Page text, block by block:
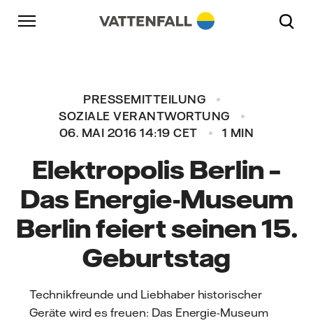
Überspringen
Zurück zur Hauptnavigation
Gehe zur Fußzeile
PRESSEMITTEILUNG
SOZIALE VERANTWORTUNG
06. MAI 2016 14:19 CET
1 MIN
Elektropolis Berlin –
Das Energie-Museum
Berlin feiert seinen 15.
Geburtstag
Technikfreunde und Liebhaber historischer
Geräte wird es freuen: Das Energie-Museum
Zurück zur Hauptnavigation